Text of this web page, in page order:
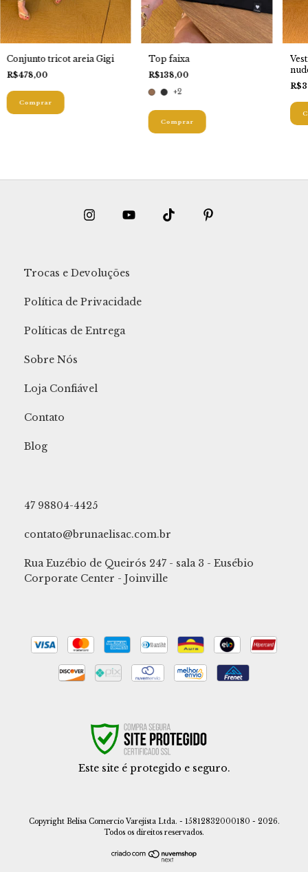
Conjunto tricot areia Gigi
R$478,00
Comprar
Top faixa
R$138,00
+2
Comprar
Trocas e Devoluções
Política de Privacidade
Políticas de Entrega
Sobre Nós
Loja Confiável
Contato
Blog
47 98804-4425
contato@brunaelisac.com.br
Rua Euzébio de Queirós 247 - sala 3 - Eusébio
Corporate Center - Joinville
Este site é protegido e seguro.
Copyright Belisa Comercio Varejista Ltda. - 15812832000180 - 2026.
Todos os direitos reservados.